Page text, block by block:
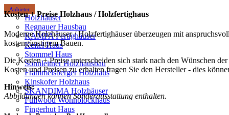
Anbieter
Holzhäuser
Regnauer Hausbau
KAMPA Fertighäuser
Keitel Haus
Stommel Haus
Sonnleitner Holzhausbau
Frammelsberger Holzhaus
Kinskofer Holzhaus
SKANDIMA Holzhäuser
Fullwood Wohnblockhaus
Fingerhut Haus
Kosten + Preise Holzhaus / Holzfertighaus
Moderne Holzhäuser / Holzfertighäuser überzeugen mit
kostengünstigem Bauen.
Die Kosten + Preise unterscheiden sich stark nach den Wünschen
Kosten und Preisen zu erhalten fragen Sie den Hersteller - dies
Hinweis:
Abbildungen können Sonderausstattung enthalten.